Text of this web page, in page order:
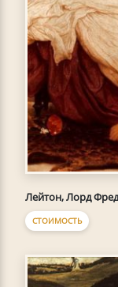
Лейтон, Лорд
СТОИМОСТЬ